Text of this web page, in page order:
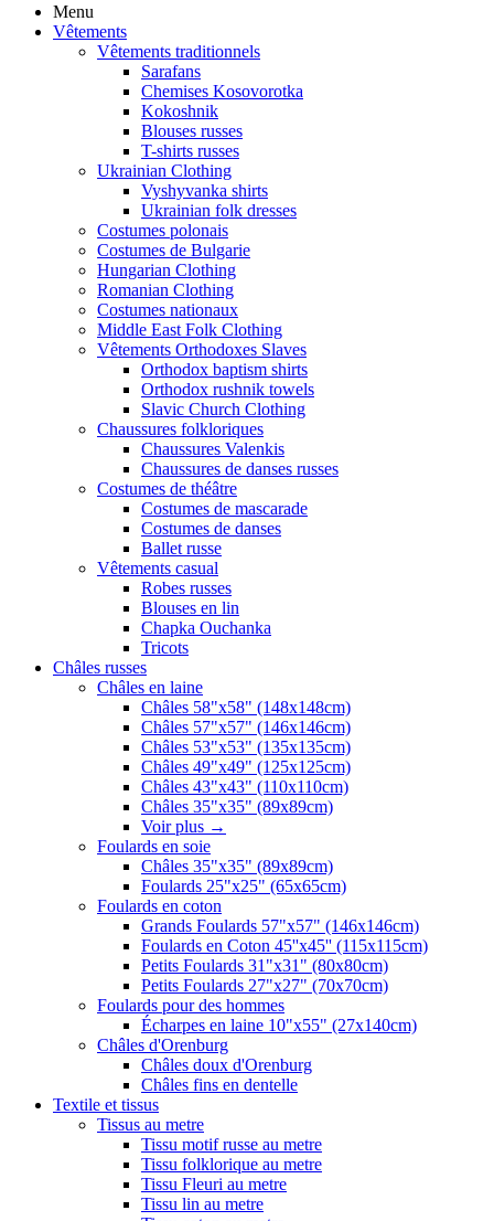
Menu
Vêtements
Vêtements traditionnels
Sarafans
Chemises Kosovorotka
Kokoshnik
Blouses russes
T-shirts russes
Ukrainian Clothing
Vyshyvanka shirts
Ukrainian folk dresses
Costumes polonais
Costumes de Bulgarie
Hungarian Clothing
Romanian Clothing
Costumes nationaux
Middle East Folk Clothing
Vêtements Orthodoxes Slaves
Orthodox baptism shirts
Orthodox rushnik towels
Slavic Church Clothing
Chaussures folkloriques
Chaussures Valenkis
Chaussures de danses russes
Costumes de théâtre
Costumes de mascarade
Costumes de danses
Ballet russe
Vêtements casual
Robes russes
Blouses en lin
Chapka Ouchanka
Tricots
Châles russes
Châles en laine
Châles 58"x58" (148x148cm)
Châles 57"x57" (146x146cm)
Châles 53"x53" (135x135cm)
Châles 49"x49" (125x125cm)
Châles 43"x43" (110x110cm)
Châles 35"x35" (89x89cm)
Voir plus →
Foulards en soie
Châles 35"x35" (89x89cm)
Foulards 25"x25" (65x65cm)
Foulards en coton
Grands Foulards 57"x57" (146x146cm)
Foulards en Coton 45''x45'' (115x115cm)
Petits Foulards 31"x31" (80x80cm)
Petits Foulards 27"x27" (70x70cm)
Foulards pour des hommes
Écharpes en laine 10"x55" (27x140cm)
Châles d'Orenburg
Châles doux d'Orenburg
Châles fins en dentelle
Textile et tissus
Tissus au metre
Tissu motif russe au metre
Tissu folklorique au metre
Tissu Fleuri au metre
Tissu lin au metre